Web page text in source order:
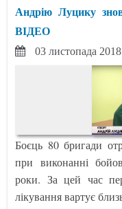
Андрію Луцику
ВІДЕО
03 листопада
Боєць 80 бригади
при виконанні
роки. За цей час
лікування вартує